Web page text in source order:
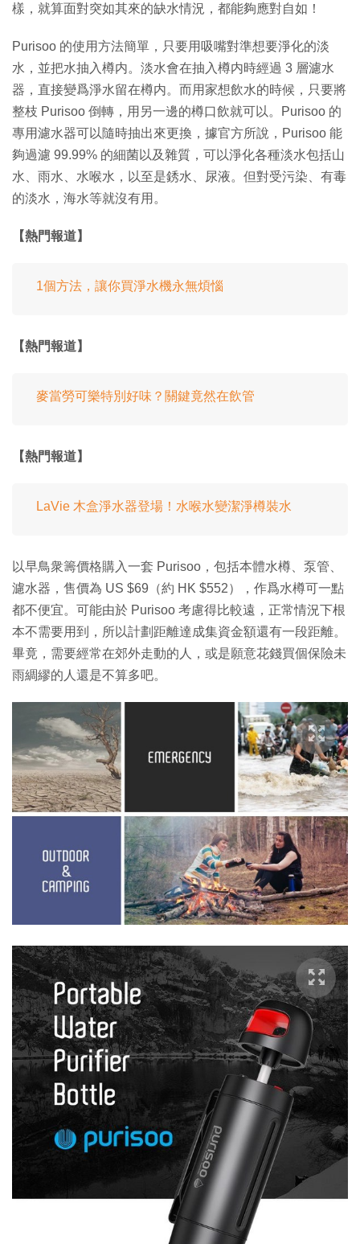
樣，就算面對突如其來的缺水情況，都能夠應對自如！
Purisoo 的使用方法簡單，只要用吸嘴對準想要淨化的淡
水，並把水抽入樽内。淡水會在抽入樽内時經過 3 層濾水
器，直接變爲淨水留在樽内。而用家想飲水的時候，只要將
整枝 Purisoo 倒轉，用另一邊的樽口飲就可以。Purisoo 的
專用濾水器可以隨時抽出來更換，據官方所說，Purisoo 能
夠過濾 99.99% 的細菌以及雜質，可以淨化各種淡水包括山
水、雨水、水喉水，以至是銹水、尿液。但對受污染、有毒
的淡水，海水等就沒有用。
【熱門報道】
1個方法，讓你買淨水機永無煩惱
【熱門報道】
麥當勞可樂特別好味？關鍵竟然在飲管
【熱門報道】
LaVie 木盒淨水器登場！水喉水變潔淨樽裝水
以早鳥衆籌價格購入一套 Purisoo，包括本體水樽、泵管、
濾水器，售價為 US $69（約 HK $552），作爲水樽可一點
都不便宜。可能由於 Purisoo 考慮得比較遠，正常情況下根
本不需要用到，所以計劃距離達成集資金額還有一段距離。
畢竟，需要經常在郊外走動的人，或是願意花錢買個保險未
雨綢繆的人還是不算多吧。